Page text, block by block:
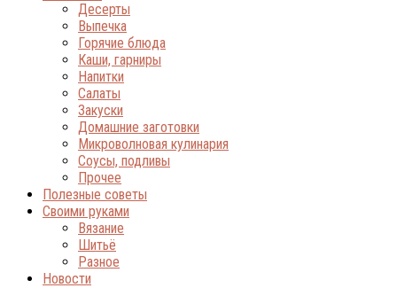
Десерты
Выпечка
Горячие блюда
Каши, гарниры
Напитки
Салаты
Закуски
Домашние заготовки
Микроволновая кулинария
Соусы, подливы
Прочее
Полезные советы
Своими руками
Вязание
Шитьё
Разное
Новости